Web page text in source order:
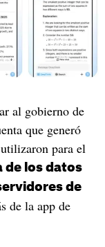
al gobierno de
que generó
para el
de los datos
de
de la app de